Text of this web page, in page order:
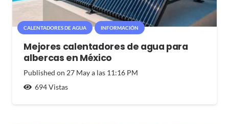
CALENTADORES DE AGUA INFORMACIÓN
Mejores calentadores de agua para
albercas en México
Published on27 May a las 11:16 PM
694Vistas